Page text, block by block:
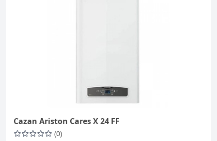
Cazan Ariston Cares X 24 FF
(0)